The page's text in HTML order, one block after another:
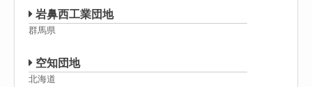
岩鼻西工業団地
群馬県
空知団地
北海道